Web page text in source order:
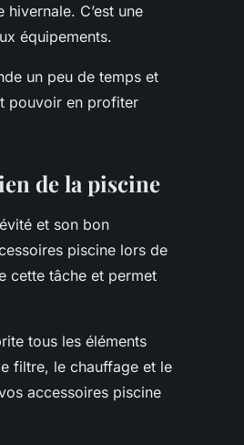
C’est une
équipements.
un peu de temps et
pouvoir en profiter
de la piscine
et son bon
piscine lors de
cette tâche et permet
tous les éléments
filtre, le chauffage et le
accessoires piscine